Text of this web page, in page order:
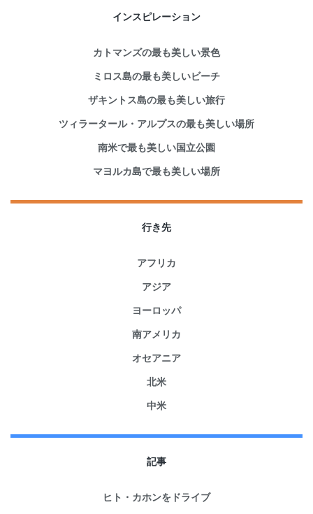
インスピレーション
カトマンズの最も美しい景色
ミロス島の最も美しいビーチ
ザキントス島の最も美しい旅行
ツィラータール・アルプスの最も美しい場所
南米で最も美しい国立公園
マヨルカ島で最も美しい場所
行き先
アフリカ
アジア
ヨーロッパ
南アメリカ
オセアニア
北米
中米
記事
ヒト・カホンをドライブ